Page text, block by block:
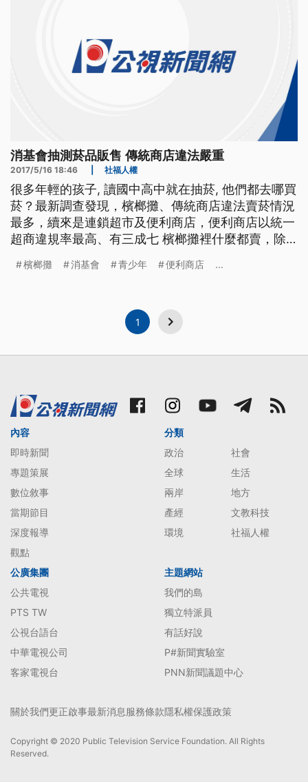
消基會抽測菸品販售 傳統商店違法嚴重
2017/5/16 18:46 社福人權
很多年輕的孩子, 讀國中高中就在抽菸, 他們都去哪買
菸？最新調查發現，檳榔攤、傳統商店違法賣菸情況
最多，續來是連鎖超市及便利商店，便利商店以統一
超商違規率最高、有三成七 檳榔攤裡什麼都賣，除
新調查發現，檳榔攤已成為青少年違法取得菸品的新
檳榔攤 消基會 青少年 便利商店 ...
1
內容
即時新聞
專題策展
數位敘事
當期節目
深度報導
觀點
分類
政治
社會
全球
生活
兩岸
地方
產經
文教科技
環境
社福人權
公廣集團
公共電視
PTS TW
公視台語台
中華電視公司
客家電視台
主題網站
我們的島
獨立特派員
有話好說
P#新聞實驗室
PNN新聞議題中心
關於我們更正啟事最新消息服務條款隱私權保護政策
Copyright © 2020 Public Television Service Foundation. All Rights
Reserved.